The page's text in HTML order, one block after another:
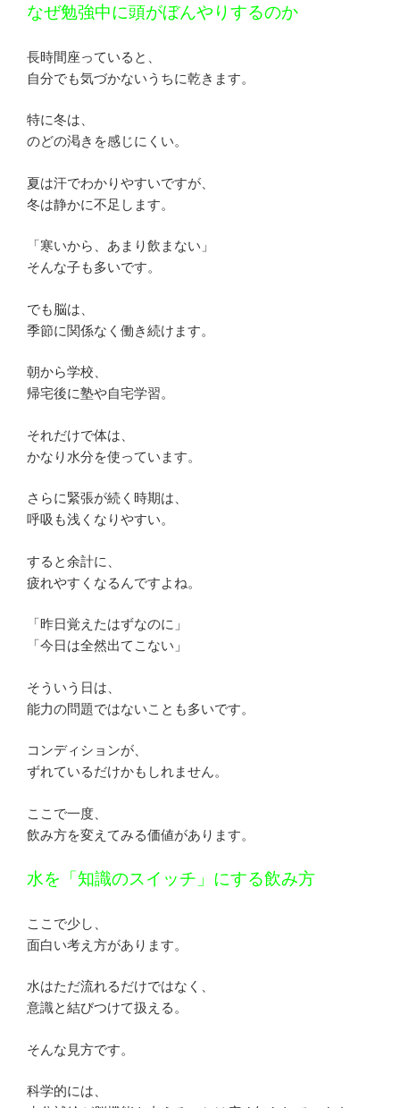
なぜ勉強中に頭がぼんやりするのか
長時間座っていると、
自分でも気づかないうちに乾きます。
特に冬は、
のどの渇きを感じにくい。
夏は汗でわかりやすいですが、
冬は静かに不足します。
「寒いから、あまり飲まない」
そんな子も多いです。
でも脳は、
季節に関係なく働き続けます。
朝から学校、
帰宅後に塾や自宅学習。
それだけで体は、
かなり水分を使っています。
さらに緊張が続く時期は、
呼吸も浅くなりやすい。
すると余計に、
疲れやすくなるんですよね。
「昨日覚えたはずなのに」
「今日は全然出てこない」
そういう日は、
能力の問題ではないことも多いです。
コンディションが、
ずれているだけかもしれません。
ここで一度、
飲み方を変えてみる価値があります。
水を「知識のスイッチ」にする飲み方
ここで少し、
面白い考え方があります。
水はただ流れるだけではなく、
意識と結びつけて扱える。
そんな見方です。
科学的には、